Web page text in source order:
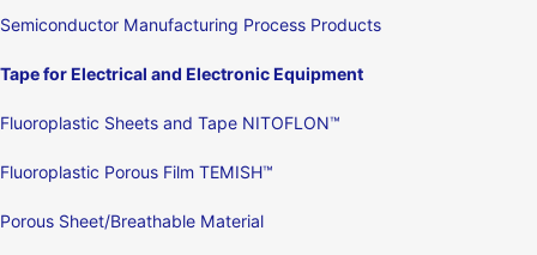
Semiconductor Manufacturing Process Products
Tape for Electrical and Electronic Equipment
Fluoroplastic Sheets and Tape NITOFLON™
Fluoroplastic Porous Film TEMISH™
Porous Sheet/Breathable Material